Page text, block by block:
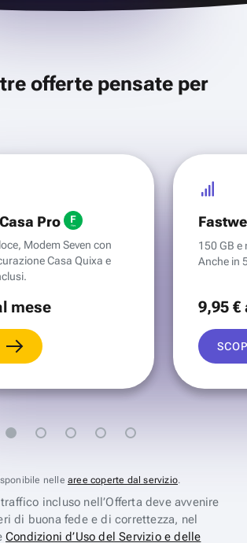
offerte pensate per
Pro
Modem Seven con
Casa Quixa e
mese
150 GB e
Anche in
9,95 €
nelle aree coperte dal servizio.
incluso nell’Offerta deve avvenire
di buona fede e di correttezza, nel
Condizioni d’Uso del Servizio e delle